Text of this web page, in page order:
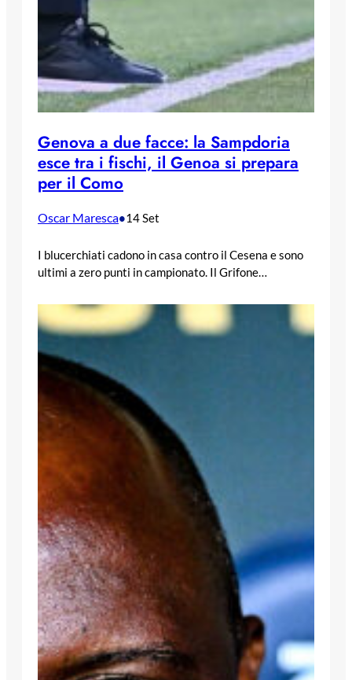
Genova a due facce: la Sampdoria
esce tra i fischi, il Genoa si prepara
per il Como
Oscar Maresca•14 Set
I blucerchiati cadono in casa contro il Cesena e sono
ultimi a zero punti in campionato. Il Grifone…